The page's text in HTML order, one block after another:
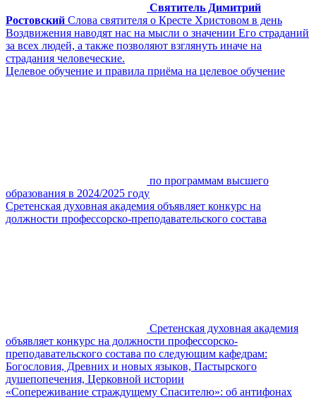
Святитель Димитрий
Ростовский Слова святителя о Кресте Христовом в день
Воздвижения наводят нас на мысли о значении Его страданий
за всех людей, а также позволяют взглянуть иначе на
страдания человеческие.
Целевое обучение и правила приёма на целевое обучение
по программам высшего
образования в 2024/2025 году
Сретенская духовная академия объявляет конкурс на
должности профессорско-преподавательского состава
Сретенская духовная академия
объявляет конкурс на должности профессорско-
преподавательского состава по следующим кафедрам:
Богословия, Древних и новых языков, Пастырского
душепопечения, Церковной истории
«Сопереживание страждущему Спасителю»: об антифонах